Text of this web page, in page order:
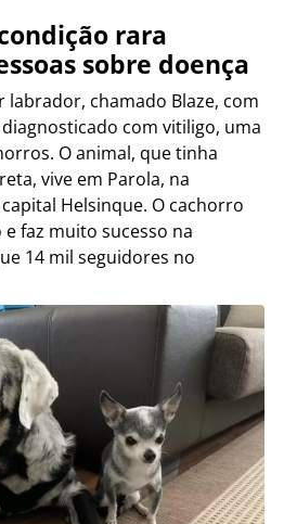
rara
sobre doença
labrador, chamado Blaze, com
com vitiligo, uma
O animal, que tinha
vive em Parola, na
Helsinque. O cachorro
faz muito sucesso na
14 mil seguidores no